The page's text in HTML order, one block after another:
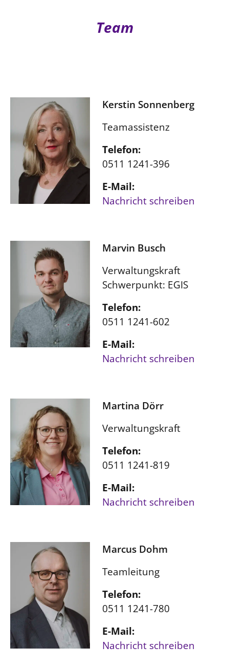
Team
Kerstin Sonnenberg
Teamassistenz
Telefon:
0511 1241-396
E-Mail:
Nachricht schreiben
Marvin Busch
Verwaltungskraft
Schwerpunkt: EGIS
Telefon:
0511 1241-602
E-Mail:
Nachricht schreiben
Martina Dörr
Verwaltungskraft
Telefon:
0511 1241-819
E-Mail:
Nachricht schreiben
Marcus Dohm
Teamleitung
Telefon:
0511 1241-780
E-Mail:
Nachricht schreiben